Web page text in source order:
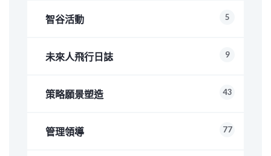
智谷活動 5
未來人飛行日誌 9
策略願景塑造 43
管理領導 77